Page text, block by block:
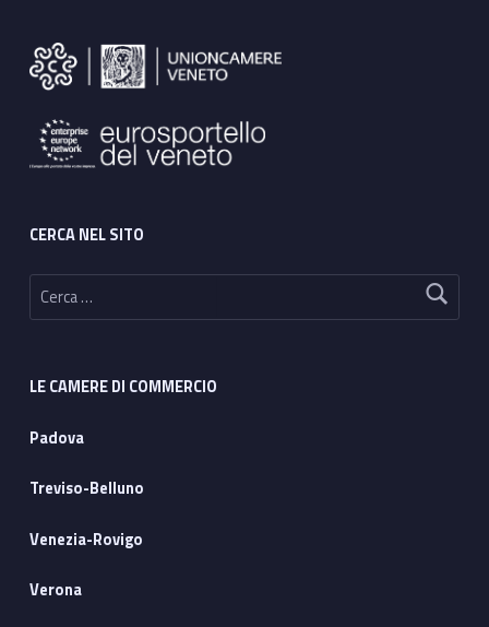
CERCA NEL SITO
Ricerca per:
LE CAMERE DI COMMERCIO
Padova
Treviso-Belluno
Venezia-Rovigo
Verona